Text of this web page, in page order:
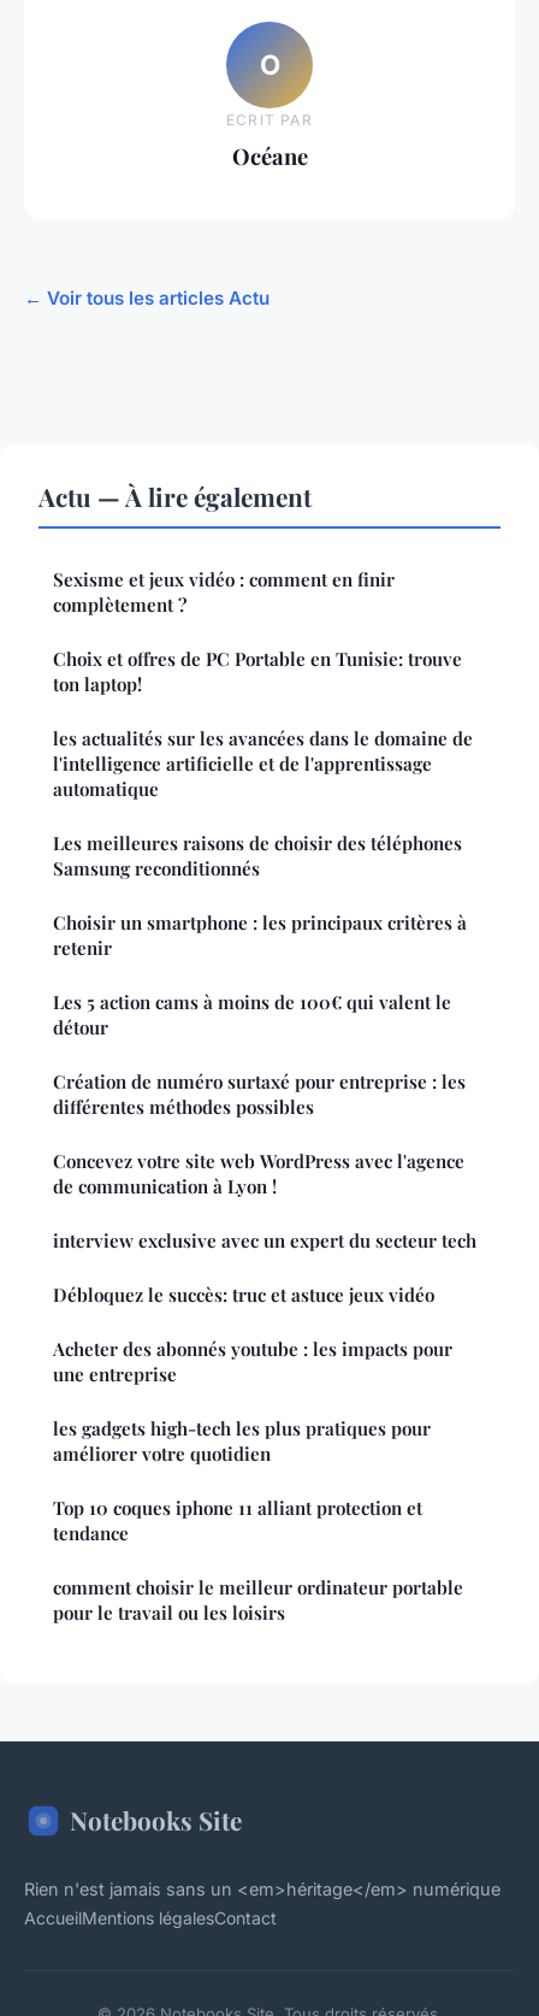
O
ECRIT PAR
Océane
← Voir tous les articles Actu
Actu — À lire également
Sexisme et jeux vidéo : comment en finir
complètement ?
Choix et offres de PC Portable en Tunisie: trouve
ton laptop!
les actualités sur les avancées dans le domaine de
l'intelligence artificielle et de l'apprentissage
automatique
Les meilleures raisons de choisir des téléphones
Samsung reconditionnés
Choisir un smartphone : les principaux critères à
retenir
Les 5 action cams à moins de 100€ qui valent le
détour
Création de numéro surtaxé pour entreprise : les
différentes méthodes possibles
Concevez votre site web WordPress avec l'agence
de communication à Lyon !
interview exclusive avec un expert du secteur tech
Débloquez le succès: truc et astuce jeux vidéo
Acheter des abonnés youtube : les impacts pour
une entreprise
les gadgets high-tech les plus pratiques pour
améliorer votre quotidien
Top 10 coques iphone 11 alliant protection et
tendance
comment choisir le meilleur ordinateur portable
pour le travail ou les loisirs
Notebooks Site
Rien n'est jamais sans un <em>héritage</em> numérique
AccueilMentions légalesContact